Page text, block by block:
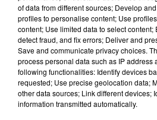
FIL D'ACTU
of data from different sources; Develop
profiles to personalise content; Use
content; Use limited data to select content;
detect fraud, and fix errors; Deliver and
Save and communicate privacy choices.
process personal data such as IP address
following functionalities: Identify devices
requested; Use precise geolocation data;
other data sources; Link different devices;
information transmitted automatically.